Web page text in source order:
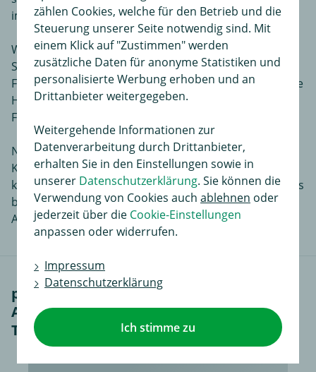
im Kofferraum verstauen.
Weder die Vorführung Ihres AUDI A5 bei einem
Sachverständigen, noch eine Eintragung in die
Fahrzeugpapiere ist erforderlich. Bitte beachten Sie die
Hinweise des Fahrzeugherstellers in Ihrem
Fahrzeugbenutzerhandbuch.
Nur den Artikel ZB5445 benötigen Sie noch zu diesem
Komplettsatz. Damit erhalten Sie, angefangen von der
kleinsten Schraube bis zur Montageanleitung, alles was
benötigt wird, um an Ihrem AUDI A5 eine
Anhängerkupplung zu montieren.
passendes Zubehör für Westfalia
Anhängerkupplung abnehmbar inkl.
TowTec E-Satz 13polig spezifisch (3)
zählen Cookies, welche für den Betrieb und die
Steuerung unserer Seite notwendig sind. Mit
einem Klick auf "Zustimmen" werden
zusätzliche Daten für anonyme Statistiken und
personalisierte Werbung erhoben und an
Drittanbieter weitergegeben.
Weitergehende Informationen zur
Datenverarbeitung durch Drittanbieter,
erhalten Sie in den Einstellungen sowie in
unserer Datenschutzerklärung. Sie können die
Verwendung von Cookies auch ablehnen oder
jederzeit über die Cookie-Einstellungen
anpassen oder widerrufen.
Impressum
Datenschutzerklärung
Ich stimme zu